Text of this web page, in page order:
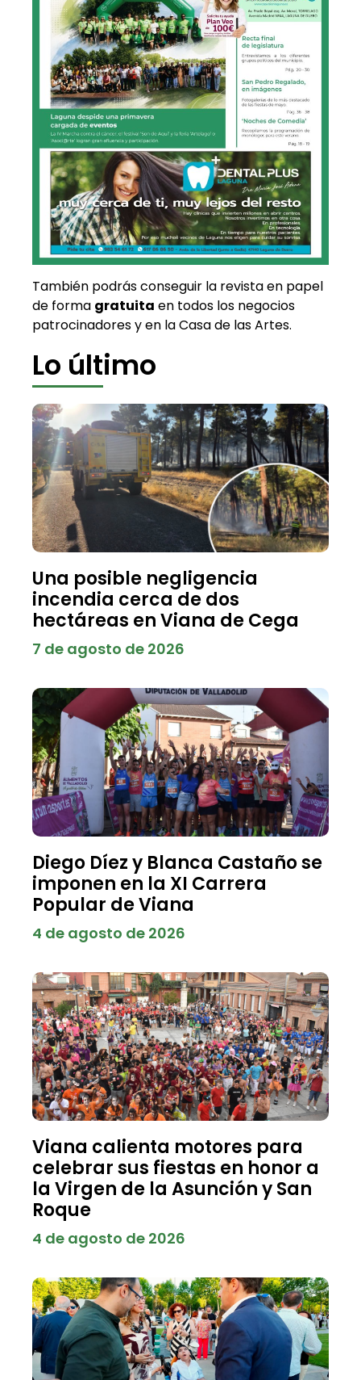
También podrás conseguir la revista en papel
de forma gratuita en todos los negocios
patrocinadores y en la Casa de las Artes.
Lo último
Una posible negligencia
incendia cerca de dos
hectáreas en Viana de Cega
7 de agosto de 2026
Diego Díez y Blanca Castaño se
imponen en la XI Carrera
Popular de Viana
4 de agosto de 2026
Viana calienta motores para
celebrar sus fiestas en honor a
la Virgen de la Asunción y San
Roque
4 de agosto de 2026